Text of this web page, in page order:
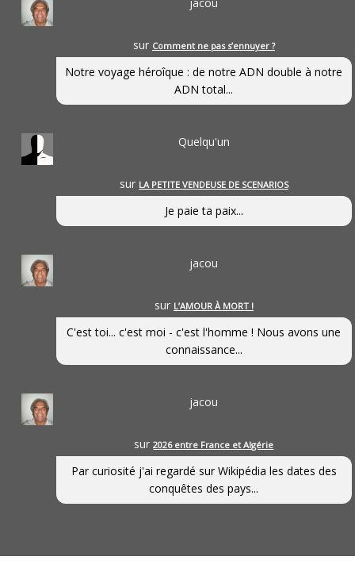
sur Comment ne pas s’ennuyer ?
Notre voyage héroîque : de notre ADN double à notre
ADN total...
Quelqu'un
sur LA PETITE VENDEUSE DE SCENARIOS
Je paie ta paix...
jacou
sur L’AMOUR À MORT !
C'est toi... c'est moi - c'est l'homme ! Nous avons une
connaissance...
jacou
sur2026 entre France et Algérie
Par curiosité j'ai regardé sur Wikipédia les dates des
conquêtes des pays...